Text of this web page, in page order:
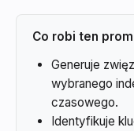
Co robi ten
Generuje
wybranego
czasowego.
Identyfikuje